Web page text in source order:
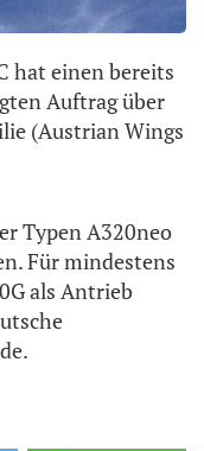
hat einen bereits
Auftrag über
(Austrian Wings
Typen A320neo
Für mindestens
als Antrieb